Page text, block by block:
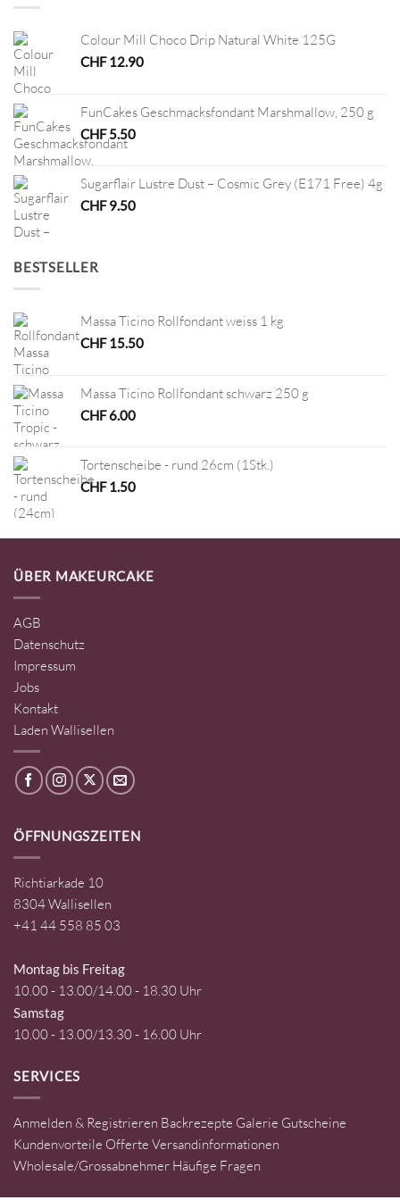
Colour Mill Choco Drip Natural White 125G
CHF12.90
FunCakes Geschmacksfondant Marshmallow, 250 g
CHF5.50
Sugarflair Lustre Dust – Cosmic Grey (E171 Free) 4g
CHF9.50
BESTSELLER
Massa Ticino Rollfondant weiss 1 kg
CHF15.50
Massa Ticino Rollfondant schwarz 250 g
CHF6.00
Tortenscheibe - rund 26cm (1Stk.)
CHF1.50
ÜBER MAKEURCAKE
AGB
Datenschutz
Impressum
Jobs
Kontakt
Laden Wallisellen
ÖFFNUNGSZEITEN
Richtiarkade 10
8304 Wallisellen
+41 44 558 85 03
Montag bis Freitag
10.00 - 13.00/14.00 - 18.30 Uhr
Samstag
10.00 - 13.00/13.30 - 16.00 Uhr
SERVICES
Anmelden & Registrieren Backrezepte Galerie Gutscheine
Kundenvorteile Offerte Versandinformationen
Wholesale/Grossabnehmer Häufige Fragen